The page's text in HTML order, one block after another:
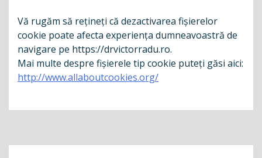
Vă rugăm să rețineți că dezactivarea fișierelor
cookie poate afecta experiența dumneavoastră de
navigare pe https://drvictorradu.ro.
Mai multe despre fișierele tip cookie puteți găsi aici:
http://www.allaboutcookies.org/